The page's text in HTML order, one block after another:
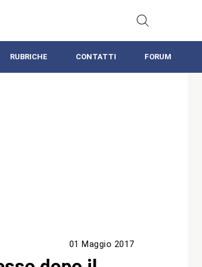
RUBRICHE CONTATTI FORUM
01 Maggio 2017